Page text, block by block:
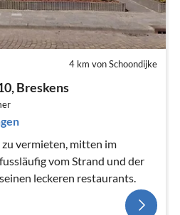
4 km von Schoondijke
Breskens
vermieten, mitten im
vom Strand und der
leckeren restaurants.